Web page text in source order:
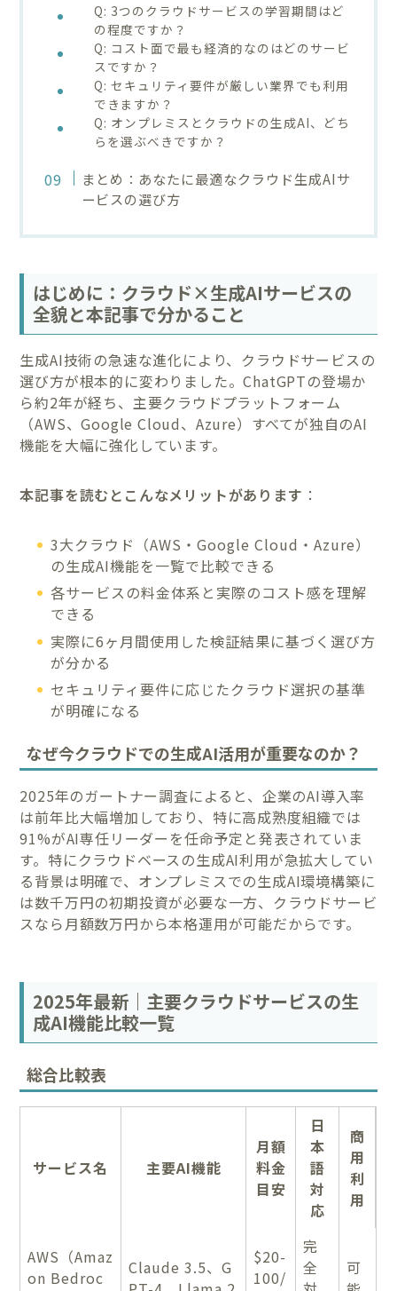
Q: 3つのクラウドサービスの学習期間はど
の程度ですか？
Q: コスト面で最も経済的なのはどのサービ
スですか？
Q: セキュリティ要件が厳しい業界でも利用
できますか？
Q: オンプレミスとクラウドの生成AI、どち
らを選ぶべきですか？
まとめ：あなたに最適なクラウド生成AIサ
ービスの選び方
はじめに：クラウド×生成AIサービスの
全貌と本記事で分かること
生成AI技術の急速な進化により、クラウドサービスの
選び方が根本的に変わりました。ChatGPTの登場か
ら約2年が経ち、主要クラウドプラットフォーム
（AWS、Google Cloud、Azure）すべてが独自のAI
機能を大幅に強化しています。
本記事を読むとこんなメリットがあります ：
3大クラウド（AWS・Google Cloud・Azure）
の生成AI機能を一覧で比較できる
各サービスの料金体系と実際のコスト感を理解
できる
実際に6ヶ月間使用した検証結果に基づく選び方
が分かる
セキュリティ要件に応じたクラウド選択の基準
が明確になる
なぜ今クラウドでの生成AI活用が重要なのか？
2025年のガートナー調査によると、企業のAI導入率
は前年比大幅増加しており、特に高成熟度組織では
91%がAI専任リーダーを任命予定と発表されていま
す。特にクラウドベースの生成AI利用が急拡大してい
る背景は明確で、オンプレミスでの生成AI環境構築に
は数千万円の初期投資が必要な一方、クラウドサービ
スなら月額数万円から本格運用が可能だからです。
2025年最新｜主要クラウドサービスの生
成AI機能比較一覧
総合比較表
サービス名 主要AI機能
月額
料金
目安
日
本
語
対
応
商
用
利
用
AWS（Amaz
on Bedroc
Claude 3.5、G
$20-
100/
完
全
可